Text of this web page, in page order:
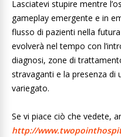
Lasciatevi stupire mentre
gameplay emergente e in
flusso di pazienti nella
evolverà nel tempo con
diagnosi, zone di
stravaganti e la presenza di
variegato.
Se vi piace ciò che vedete,
http://